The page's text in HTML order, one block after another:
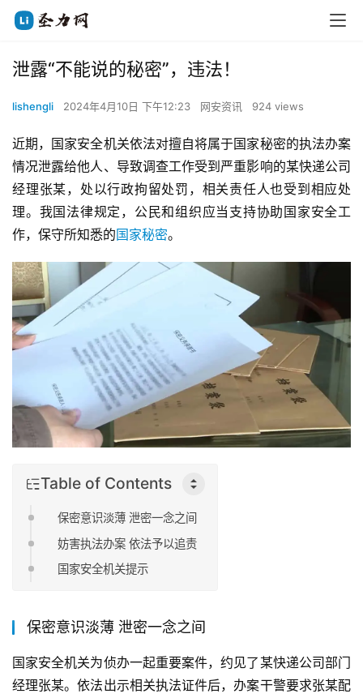
泄露“不能说的秘密”，违法！
lishengli 2024年4月10日 下午12:23 网安资讯 924 views
近期，国家安全机关依法对擅自将属于国家秘密的执法办案
情况泄露给他人、导致调查工作受到严重影响的某快递公司
经理张某，处以行政拘留处罚，相关责任人也受到相应处
理。我国法律规定，公民和组织应当支持协助国家安全工
作，保守所知悉的国家秘密。
Table of Contents
保密意识淡薄 泄密一念之间
妨害执法办案 依法予以追责
国家安全机关提示
保密意识淡薄 泄密一念之间
国家安全机关为侦办一起重要案件，约见了某快递公司部门
经理张某。依法出示相关执法证件后，办案干警要求张某配